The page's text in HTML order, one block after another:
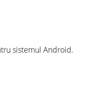
sistemul Android.